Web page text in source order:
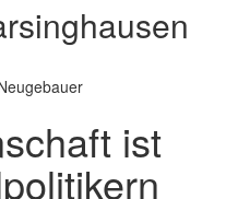
ist